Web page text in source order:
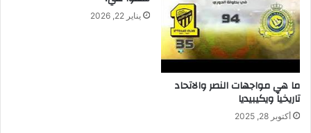
ما هي مواجهات النصر والاتحاد
تاريخياً ويكيبيديا
أكتوبر 28, 2025
يناير 22, 2026